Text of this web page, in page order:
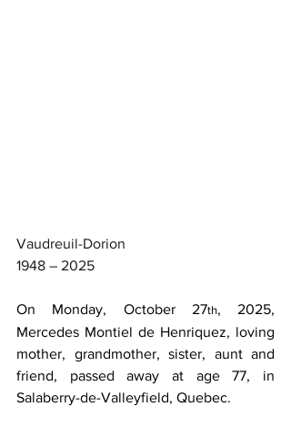
Vaudreuil-Dorion
1948 – 2025
On Monday, October 27th, 2025,
Mercedes Montiel de Henriquez, loving
mother, grandmother, sister, aunt and
friend, passed away at age 77, in
Salaberry-de-Valleyfield, Quebec.